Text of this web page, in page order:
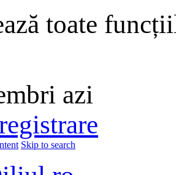
toate
azi
Skip to search